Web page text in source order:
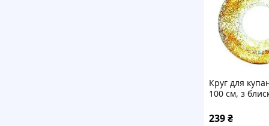
Круг для
100 см, з
239₴